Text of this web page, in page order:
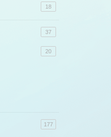
18
37
20
177